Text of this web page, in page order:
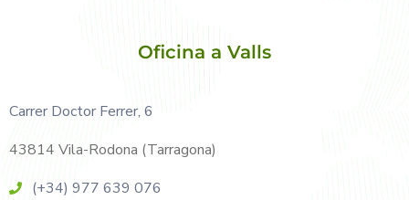
Oficina a Valls
Carrer Doctor Ferrer, 6
43814 Vila-Rodona (Tarragona)
(+34) 977 639 076